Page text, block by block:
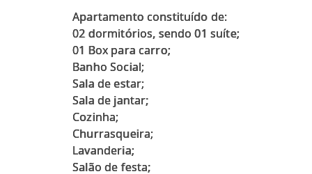
Apartamento constituído de:
02 dormitórios, sendo 01 suíte;
01 Box para carro;
Banho Social;
Sala de estar;
Sala de jantar;
Cozinha;
Churrasqueira;
Lavanderia;